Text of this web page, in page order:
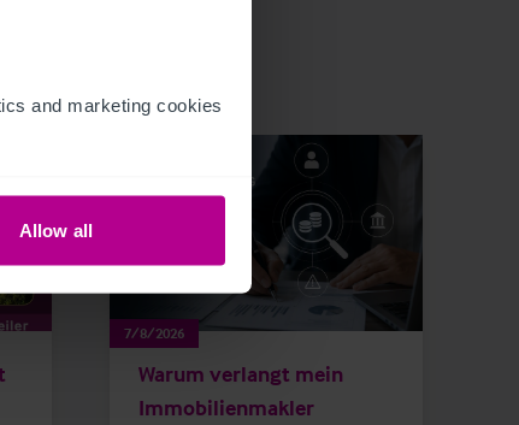
and marketing cookies
Allow all
7/8/2026
Warum verlangt mein
Immobilienmakler